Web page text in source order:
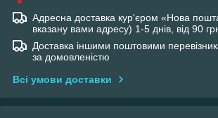
Адресна доставка кур'єром «Нова
вказану вами адресу) 1-5 днів, від 90
Доставка іншими поштовими
за домовленістю
Всі умови доставки